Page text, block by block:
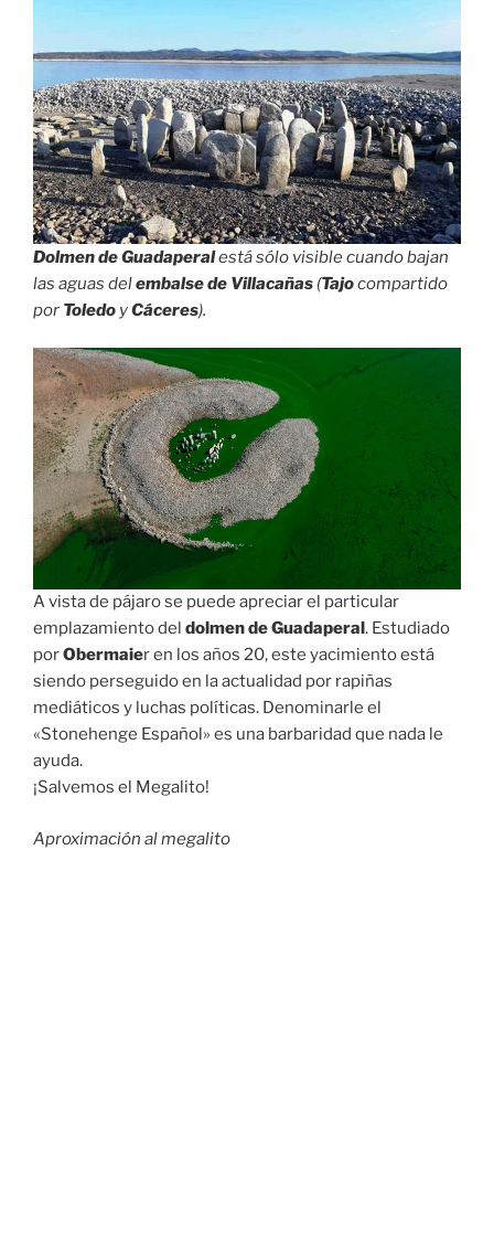
Dolmen de Guadaperalestá sólo visible cuando bajan
las aguas delembalse de Villacañas (Tajocompartido
por Toledo yCáceres).
A vista de pájaro se puede apreciar el particular
emplazamiento del dolmen de Guadaperal . Estudiado
porObermaier en los años 20, este yacimiento está
siendo perseguido en la actualidad por rapiñas
mediáticos y luchas políticas. Denominarle el
«Stonehenge Español» es una barbaridad que nada le
ayuda.
¡Salvemos el Megalito!
Aproximación al megalito